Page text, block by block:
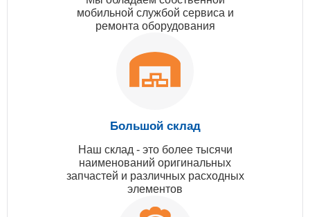
мобильной службой сервиса и
ремонта оборудования
Большой склад
Наш склад - это более тысячи
наименований оригинальных
запчастей и различных расходных
элементов